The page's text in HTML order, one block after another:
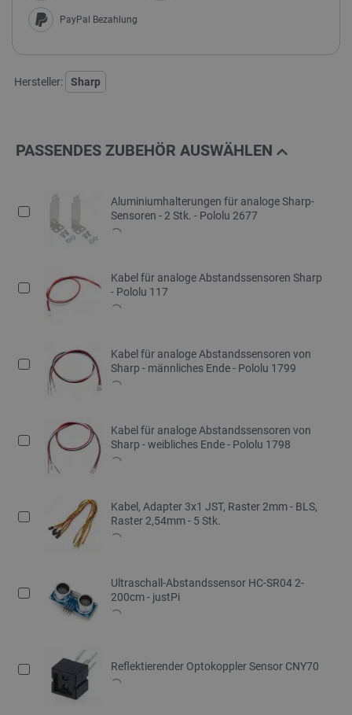
PayPal Bezahlung
Hersteller: Sharp
PASSENDES ZUBEHÖR AUSWÄHLEN
Aluminiumhalterungen für analoge Sharp-
Sensoren - 2 Stk. - Pololu 2677
Kabel für analoge Abstandssensoren Sharp
- Pololu 117
Kabel für analoge Abstandssensoren von
Sharp - männliches Ende - Pololu 1799
Kabel für analoge Abstandssensoren von
Sharp - weibliches Ende - Pololu 1798
Kabel, Adapter 3x1 JST, Raster 2mm - BLS,
Raster 2,54mm - 5 Stk.
Ultraschall-Abstandssensor HC-SR04 2-
200cm - justPi
Reflektierender Optokoppler Sensor CNY70